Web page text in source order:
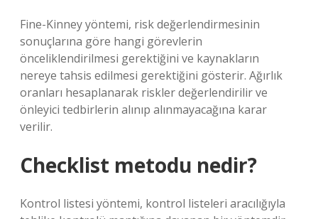
Fine-Kinney yöntemi, risk değerlendirmesinin
sonuçlarına göre hangi görevlerin
önceliklendirilmesi gerektiğini ve kaynakların
nereye tahsis edilmesi gerektiğini gösterir. Ağırlık
oranları hesaplanarak riskler değerlendirilir ve
önleyici tedbirlerin alınıp alınmayacağına karar
verilir.
Checklist metodu nedir?
Kontrol listesi yöntemi, kontrol listeleri aracılığıyla